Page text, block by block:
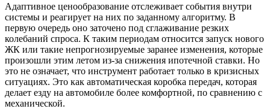
Адаптивное ценообразование отслеживает события внутри
системы и реагирует на них по заданному алгоритму. В
первую очередь оно заточено под сглаживание резких
колебаний спроса. К таким периодам относится запуск нового
ЖК или такие непрогнозируемые заранее изменения, которые
произошли этим летом из-за снижения ипотечной ставки. Но
это не означает, что инструмент работает только в кризисных
ситуациях. Это как автоматическая коробка передач, которая
делает езду на автомобиле более комфортной, по сравнению с
механической.